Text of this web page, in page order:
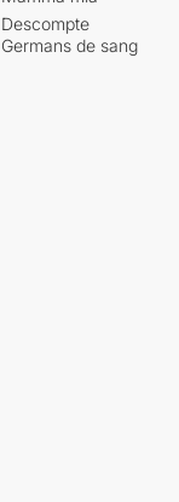
Descompte
Germans de sang